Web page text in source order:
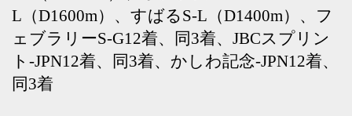
ジョージテソーロ（下総S、天の川賞、昇
竜S-OP2着、カトレアS-OP2着）、フォルト
リアン（マリーンC-JPN35着）、グッジョ
ブ（アクアラインS、西郷特別）、アイフ
ァーシアトル（西郷特別）